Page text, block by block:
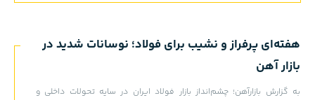
هفته‌ای پرفراز و نشیب برای فولاد؛ نوسانات شدید در
بازار آهن
به گزارش بازارآهن؛ چشم‌انداز بازار فولاد ایران در سایه تحولات داخلی و